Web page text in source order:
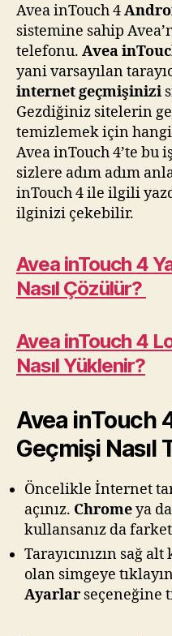
Avea inTouch 4
sistemine sahip
telefonu. Avea
yani varsayılan
internet geçmişinizi
Gezdiğiniz sitelerin
temizlemek için
Avea inTouch 4’te bu
sizlere adım adım
inTouch 4 ile ilgili
ilginizi çekebilir.
Avea inTouch 4
Nasıl Çözülür?
Avea inTouch 4
Nasıl Yüklenir?
Avea inTouch
Geçmişi Nasıl
Öncelikle İnternet
açınız. Chromeya da
kullansanız da
Tarayıcınızın sağ
olan simgeye
Ayarlar seçeneğine